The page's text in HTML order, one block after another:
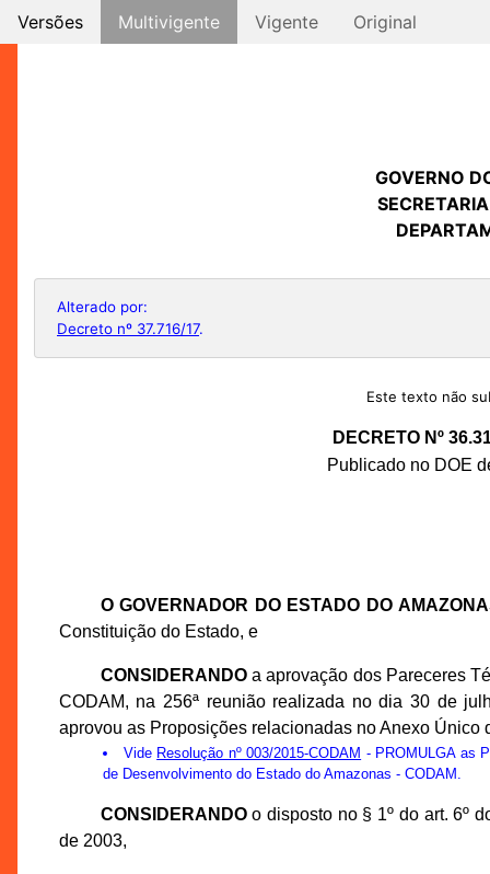
Versões Multivigente Vigente Original
GOVERNO
Alterado por:
Decreto nº 37.716/17.
Este texto não
DECRETO Nº
Publicado no DOE
O GOVERNADOR DO ESTADO DO
Constituição do Estado, e
CONSIDERANDOa aprovação dos Pareceres
CODAM, na 256ª reunião realizada no dia 30 de
aprovou as Proposições relacionadas no Anexo Único
Vide Resolução nº 003/2015-CODAM - PROMULGA as
de Desenvolvimento do Estado do Amazonas - CODAM.
CONSIDERANDOo disposto no § 1º do art. 6º
de 2003,